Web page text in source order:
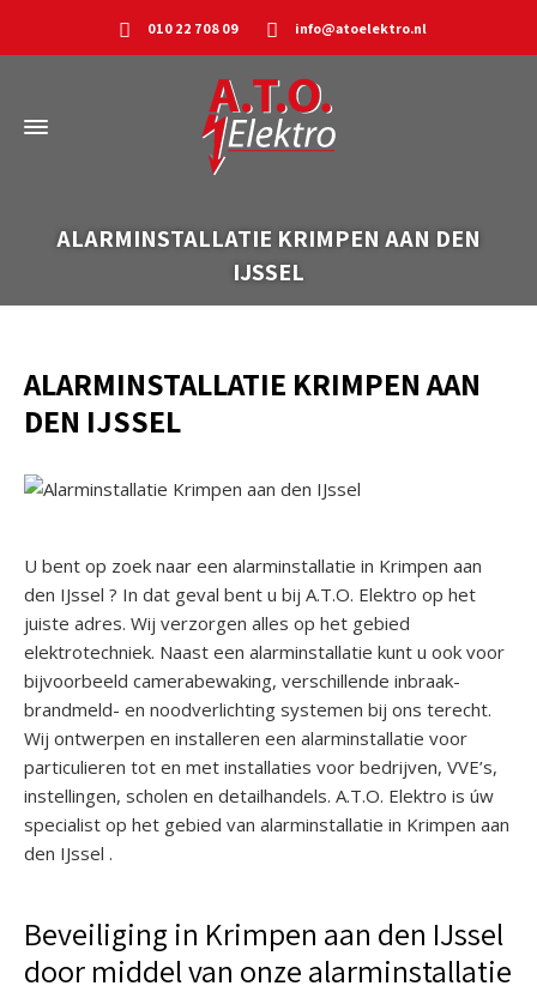
010 22 708 09 info@atoelektro.nl
ALARMINSTALLATIE KRIMPEN AAN DEN
IJSSEL
ALARMINSTALLATIE KRIMPEN AAN
DEN IJSSEL
U bent op zoek naar een alarminstallatie in Krimpen aan
den IJssel ? In dat geval bent u bij A.T.O. Elektro op het
juiste adres. Wij verzorgen alles op het gebied
elektrotechniek. Naast een alarminstallatie kunt u ook voor
bijvoorbeeld camerabewaking, verschillende inbraak-
brandmeld- en noodverlichting systemen bij ons terecht.
Wij ontwerpen en installeren een alarminstallatie voor
particulieren tot en met installaties voor bedrijven, VVE’s,
instellingen, scholen en detailhandels. A.T.O. Elektro is úw
specialist op het gebied van alarminstallatie in Krimpen aan
den IJssel .
Beveiliging in Krimpen aan den IJssel
door middel van onze alarminstallatie